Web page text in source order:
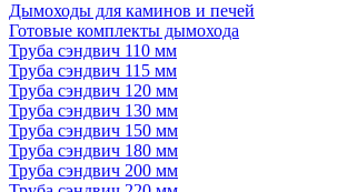
Дымоходы для каминов и печей
Готовые комплекты дымохода
Труба сэндвич 110 мм
Труба сэндвич 115 мм
Труба сэндвич 120 мм
Труба сэндвич 130 мм
Труба сэндвич 150 мм
Труба сэндвич 180 мм
Труба сэндвич 200 мм